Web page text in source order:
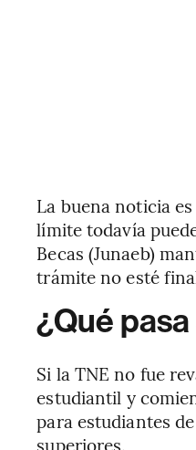
La buena noticia
límite todavía
Becas (Junaeb)
trámite no esté
¿Qué
Si la TNE no fue
estudiantil y
para estudiantes
superiores.